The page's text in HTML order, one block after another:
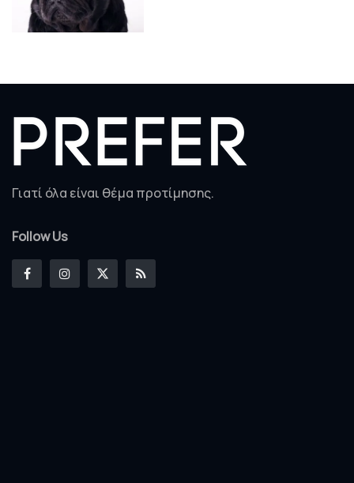
Γιατί όλα είναι θέμα προτίμησης.
Follow Us